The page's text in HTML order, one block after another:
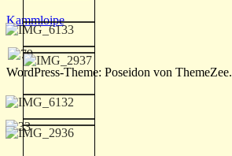
Kammloipe
WordPress-Theme: Poseidon von ThemeZee.